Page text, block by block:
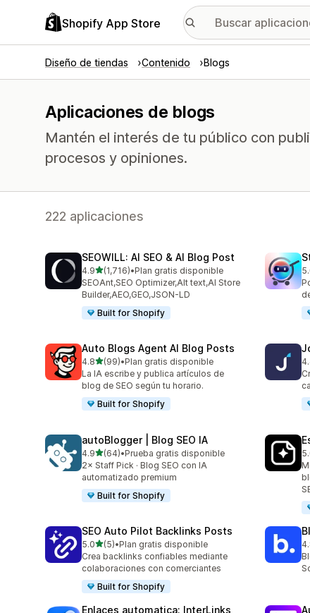
Shopify App Store
Diseño de tiendas Contenido Blogs
Aplicaciones de blogs
Mantén el interés de tu público con
procesos y opiniones.
222 aplicaciones
SEOWILL: AI SEO & AI Blog Post
4.9de 5 estrellas
(1,716)
1716 reseñas en total
•Plan gratis disponible
SEOAnt,SEO Optimizer,Alt text,AI Store
Builder,AEO,GEO,JSON-LD
Built for Shopify
Auto Blogs Agent AI Blog Posts
4.8de 5 estrellas
(99)
99 reseñas en total
•Plan gratis disponible
La IA escribe y publica artículos de
blog de SEO según tu horario.
Built for Shopify
autoBlogger | Blog SEO IA
4.9de 5 estrellas
(64)
64 reseñas en total
•Prueba gratis disponible
2× Staff Pick · Blog SEO con IA
automatizado premium
Built for Shopify
SEO Auto Pilot Backlinks Posts
5.0de 5 estrellas
(5)
5 reseñas en total
•Plan gratis disponible
Crea backlinks confiables mediante
colaboraciones con comerciantes
Built for Shopify
Enlaces automatica: InterLinks